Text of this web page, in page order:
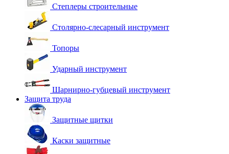
Степлеры строительные
Столярно-слесарный инструмент
Топоры
Ударный инструмент
Шарнирно-губцевый инструмент
Защита труда
Защитные щитки
Каски защитные